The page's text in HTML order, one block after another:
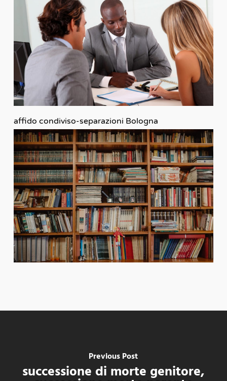
affido condiviso-separazioni Bologna
Previous Post
successione di morte genitore,